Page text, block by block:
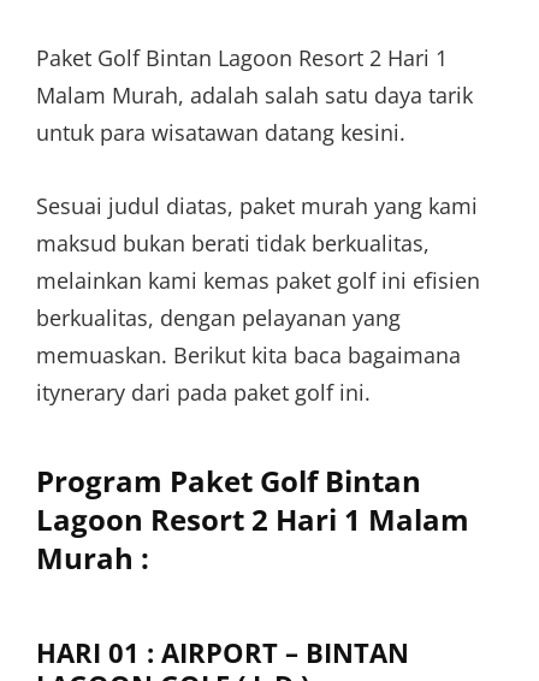
Paket Golf Bintan Lagoon Resort 2 Hari 1
Malam Murah, adalah salah satu daya tarik
untuk para wisatawan datang kesini.
Sesuai judul diatas, paket murah yang kami
maksud bukan berati tidak berkualitas,
melainkan kami kemas paket golf ini efisien
berkualitas, dengan pelayanan yang
memuaskan. Berikut kita baca bagaimana
itynerary dari pada paket golf ini.
Program Paket Golf Bintan
Lagoon Resort 2 Hari 1 Malam
Murah :
HARI 01 : AIRPORT – BINTAN